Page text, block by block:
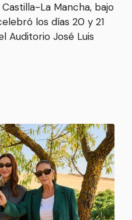
La Mancha, bajo
los días 20 y 21
Auditorio José Luis